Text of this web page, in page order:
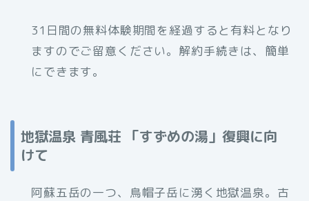
31日間の無料体験期間を経過すると有料となり
ますのでご留意ください。解約手続きは、簡単
にできます。
地獄温泉 青風荘 「すずめの湯」復興に向
けて
阿蘇五岳の一つ、鳥帽子岳に湧く地獄温泉。古